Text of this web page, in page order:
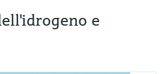
e